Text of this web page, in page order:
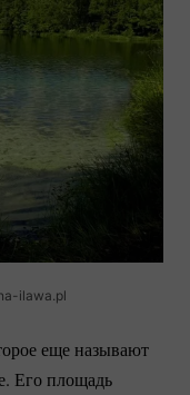
ilawa.pl
еще называют
Его площадь